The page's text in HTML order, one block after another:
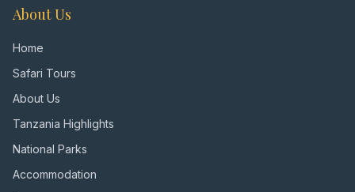
About Us
Home
Safari Tours
About Us
Tanzania Highlights
National Parks
Accommodation